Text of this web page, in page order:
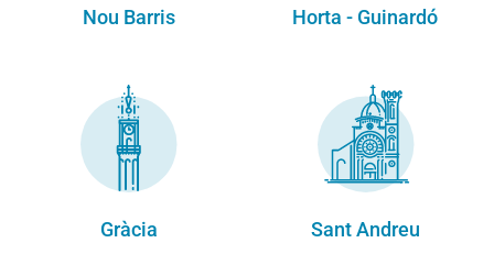
Nou Barris Horta - Guinardó
Gràcia Sant Andreu